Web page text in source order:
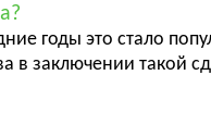
годы это стало
в заключении такой